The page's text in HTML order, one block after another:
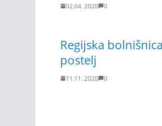
02.04. 2020 0
Regijska
postelj
11.11. 2020 0